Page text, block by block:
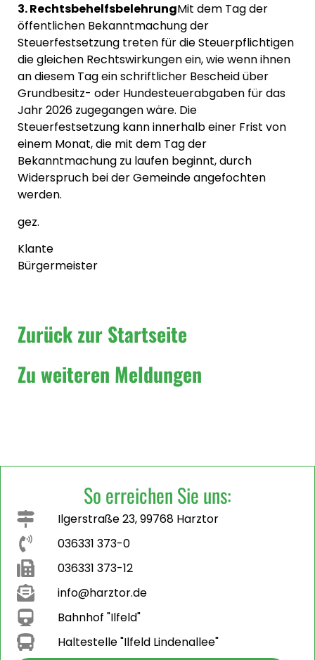
3. RechtsbehelfsbelehrungMit dem Tag der
öffentlichen Bekanntmachung der
Steuerfestsetzung treten für die Steuerpflichtigen
die gleichen Rechtswirkungen ein, wie wenn ihnen
an diesem Tag ein schriftlicher Bescheid über
Grundbesitz- oder Hundesteuerabgaben für das
Jahr 2026 zugegangen wäre. Die
Steuerfestsetzung kann innerhalb einer Frist von
einem Monat, die mit dem Tag der
Bekanntmachung zu laufen beginnt, durch
Widerspruch bei der Gemeinde angefochten
werden.
gez.
Klante
Bürgermeister
Zurück zur Startseite
Zu weiteren Meldungen
So erreichen Sie uns:
Ilgerstraße 23, 99768 Harztor
036331 373-0
036331 373-12
info@harztor.de
Bahnhof "Ilfeld"
Haltestelle "Ilfeld Lindenallee"